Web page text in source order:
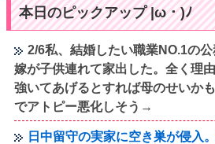
本日のピックアップ |ω・)ﾉ
2/6私、結婚したい職業NO.1の公
嫁が子供連れて家出した。全く理
強いてあげるとすれば母のせいか
でアトピー悪化しそう→
日中留守の実家に空き巣が侵入